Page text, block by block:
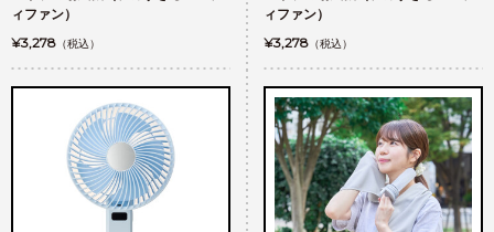
ィファン）
¥3,278 （税込）
ィファン）
¥3,278 （税込）